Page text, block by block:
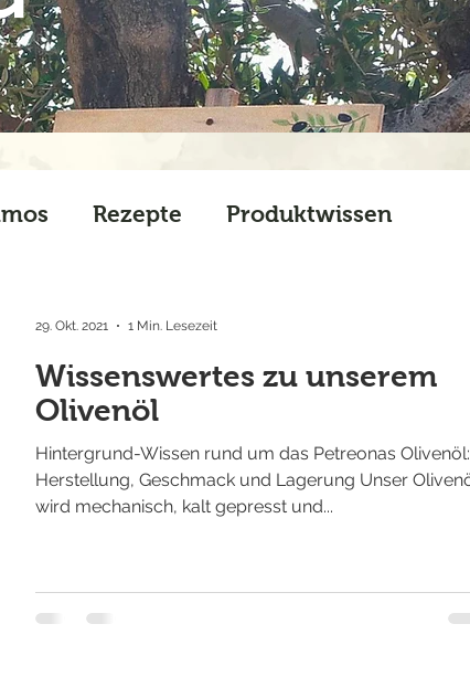
Rezepte Produktwissen
Wissenswertes zu unserem
Olivenöl
Hintergrund-Wissen rund um das Petreonas Olivenöl:
Herstellung, Geschmack und Lagerung Unser
wird mechanisch, kalt gepresst und...
29. Okt. 2021 1 Min. Lesezeit